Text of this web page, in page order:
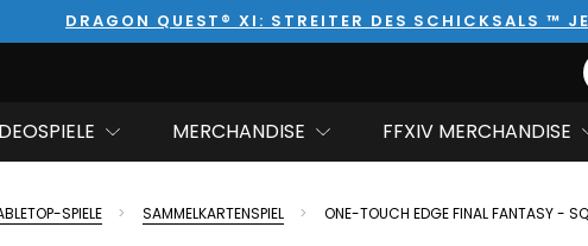
DRAGON QUEST® XI: STREITER DES SCHICKSALS ™
MERCHANDISE FFXIV MERCHANDISE
SPIELE SAMMELKARTENSPIEL ONE-TOUCH EDGE FINAL FANTASY -